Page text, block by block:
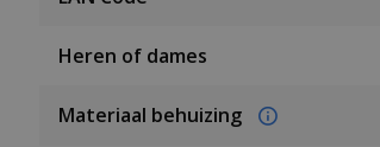
Heren of dames
Materiaal behuizing